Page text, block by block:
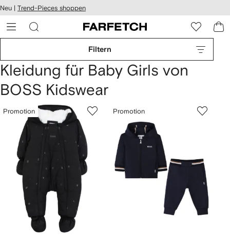
zum
Neu | Trend-Pieces shoppen
Filtern
Kleidung für Baby Girls von
BOSS Kidswear
Promotion Promotion